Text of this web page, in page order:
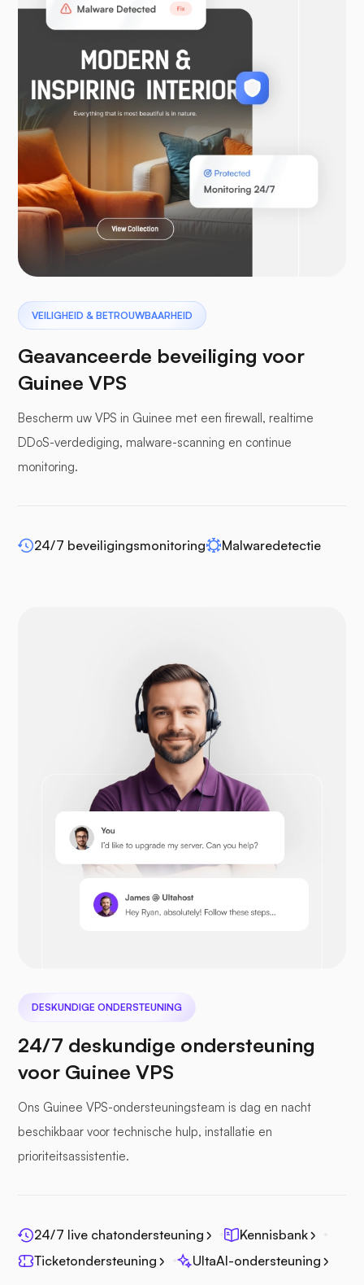
WooCommerce
Laravel
Pterodactyl
bufferpanelen
WP-extendify
Opencart
Prestashop
Zeebestand
VEILIGHEID & BETROUWBAARHEID
Geavanceerde beveiliging voor
Guinee VPS
Bescherm uw VPS in Guinee met een firewall, realtime
DDoS-verdediging, malware-scanning en continue
monitoring.
24/7 beveiligingsmonitoring Malwaredetectie
DESKUNDIGE ONDERSTEUNING
24/7 deskundige ondersteuning
voor Guinee VPS
Ons Guinee VPS-ondersteuningsteam is dag en nacht
beschikbaar voor technische hulp, installatie en
prioriteitsassistentie.
24/7 live chatondersteuning
Kennisbank
Ticketondersteuning
UltaAI-ondersteuning